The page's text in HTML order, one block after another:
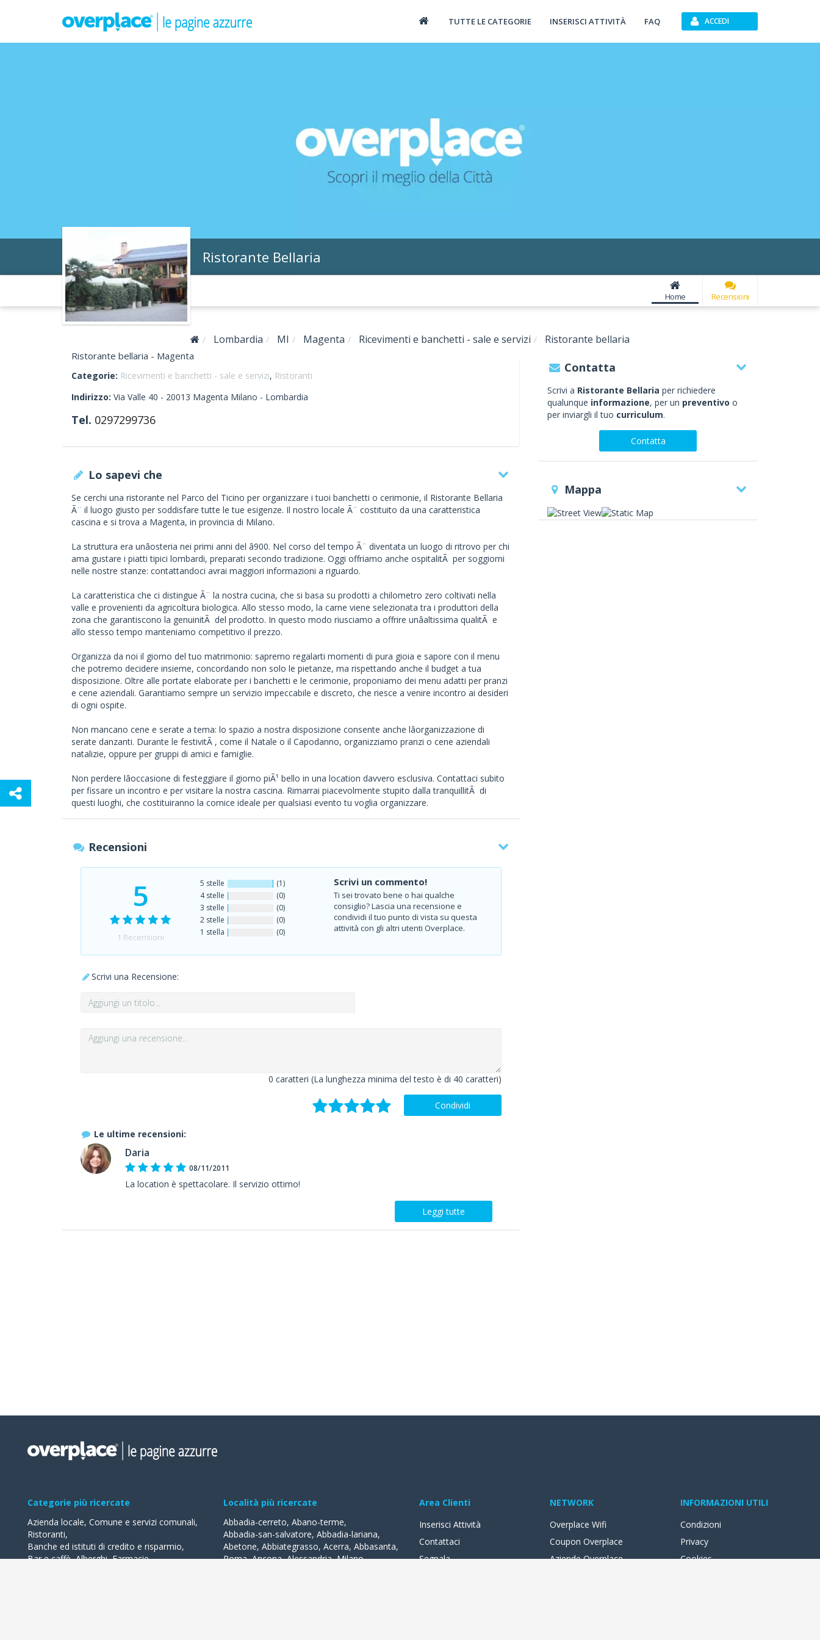
TUTTE LE CATEGORIE INSERISCI ATTIVITÀ FAQ ACCEDI
Ristorante Bellaria
Home Recensioni
Lombardia MI Magenta Ricevimenti e banchetti - sale e servizi Ristorante bellaria
Ristorante bellaria - Magenta
Categorie: Ricevimenti e banchetti - sale e servizi, Ristoranti
Indirizzo: Via Valle 40 - 20013 Magenta Milano - Lombardia
Tel. 0297299736
Lo sapevi che
Se cerchi una ristorante nel Parco del Ticino per organizzare i tuoi banchetti o cerimonie, il Ristorante Bellaria
Ã¨ il luogo giusto per soddisfare tutte le tue esigenze. Il nostro locale Ã¨ costituito da una caratteristica
cascina e si trova a Magenta, in provincia di Milano.
La struttura era unâosteria nei primi anni del â900. Nel corso del tempo Ã¨ diventata un luogo di ritrovo per chi
ama gustare i piatti tipici lombardi, preparati secondo tradizione. Oggi offriamo anche ospitalitÃ per soggiorni
nelle nostre stanze: contattandoci avrai maggiori informazioni a riguardo.
La caratteristica che ci distingue Ã¨ la nostra cucina, che si basa su prodotti a chilometro zero coltivati nella
valle e provenienti da agricoltura biologica. Allo stesso modo, la carne viene selezionata tra i produttori della
zona che garantiscono la genuinitÃ del prodotto. In questo modo riusciamo a offrire unâaltissima qualitÃ e
allo stesso tempo manteniamo competitivo il prezzo.
Organizza da noi il giorno del tuo matrimonio: sapremo regalarti momenti di pura gioia e sapore con il menu
che potremo decidere insieme, concordando non solo le pietanze, ma rispettando anche il budget a tua
disposizione. Oltre alle portate elaborate per i banchetti e le cerimonie, proponiamo dei menu adatti per pranzi
e cene aziendali. Garantiamo sempre un servizio impeccabile e discreto, che riesce a venire incontro ai desideri
di ogni ospite.
Non mancano cene e serate a tema: lo spazio a nostra disposizione consente anche lâorganizzazione di
serate danzanti. Durante le festivitÃ , come il Natale o il Capodanno, organizziamo pranzi o cene aziendali
natalizie, oppure per gruppi di amici e famiglie.
Non perdere lâoccasione di festeggiare il giorno piÃ¹ bello in una location davvero esclusiva. Contattaci subito
per fissare un incontro e per visitare la nostra cascina. Rimarrai piacevolmente stupito dalla tranquillitÃ di
questi luoghi, che costituiranno la cornice ideale per qualsiasi evento tu voglia organizzare.
Recensioni
5
1 Recensioni
5 stelle
(1)
4 stelle
(0)
3 stelle
(0)
2 stelle
(0)
1 stella
(0)
Scrivi un commento!
Ti sei trovato bene o hai qualche
consiglio? Lascia una recensione e
condividi il tuo punto di vista su questa
attività con gli altri utenti Overplace.
Scrivi una Recensione:
0 caratteri (La lunghezza minima del testo è di 40 caratteri)
Condividi
Le ultime recensioni:
Daria
08/11/2011
La location è spettacolare. Il servizio ottimo!
Leggi tutte
Contatta
Scrivi a Ristorante Bellaria per richiedere
qualunque informazione, per un preventivo o
per inviargli il tuo curriculum.
Contatta
Mappa
Categorie più ricercate
Azienda locale, Comune e servizi comunali,
Ristoranti,
Banche ed istituti di credito e risparmio,
Bar e caffè,Alberghi,Farmacie,
Località più ricercate
Abbadia-cerreto, Abano-terme,
Abbadia-san-salvatore, Abbadia-lariana,
Abetone, Abbiategrasso, Acerra, Abbasanta,
Roma,Ancona,Alessandria,Milano,
Area Clienti
Inserisci Attività
Contattaci
Segnala
NETWORK
Overplace Wifi
Coupon Overplace
Aziende Overplace
INFORMAZIONI UTILI
Condizioni
Privacy
Cookies